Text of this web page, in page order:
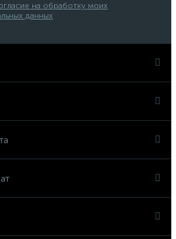
на обработку моих
данных